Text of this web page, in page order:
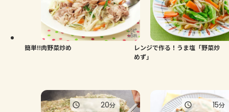
簡単!!肉野菜炒め
レンジで作る！うま塩「野菜炒
めず」
20分 15分